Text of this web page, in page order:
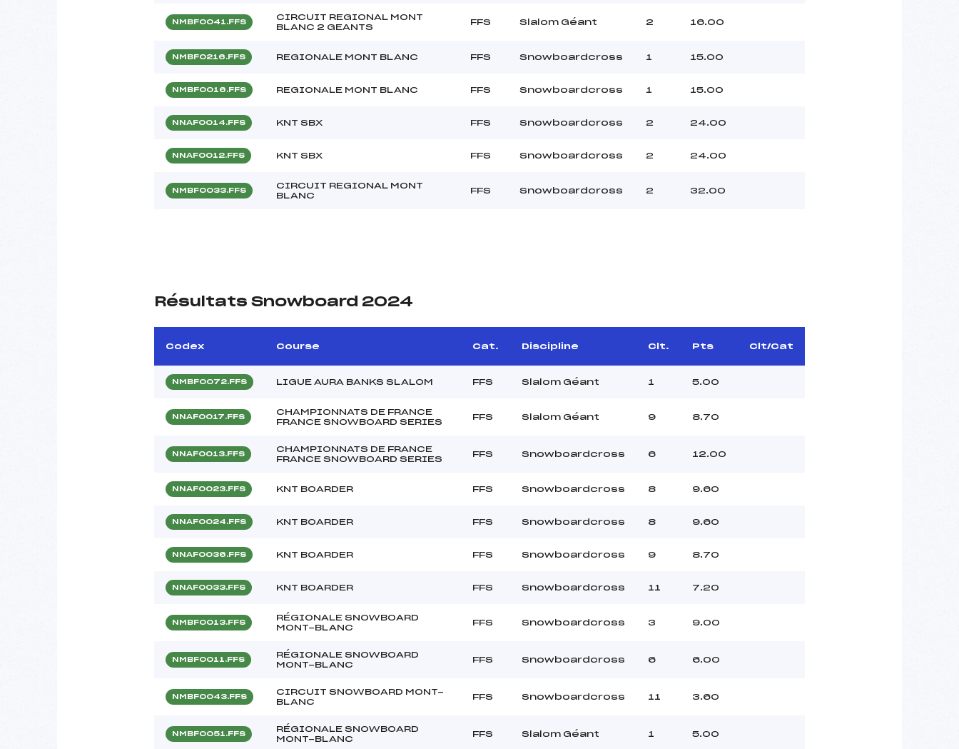
NMBF0041.FFS
CIRCUIT REGIONAL MONT
BLANC 2 GEANTS
FFS Slalom Géant 2 16.00
NMBF0216.FFS REGIONALE MONT BLANC FFS Snowboardcross 1 15.00
NMBF0016.FFS REGIONALE MONT BLANC FFS Snowboardcross 1 15.00
NNAF0014.FFS KNT SBX FFS Snowboardcross 2 24.00
NNAF0012.FFS KNT SBX FFS Snowboardcross 2 24.00
NMBF0033.FFS
CIRCUIT REGIONAL MONT
BLANC
FFS Snowboardcross 2 32.00
Résultats Snowboard 2024
Codex Course Cat. Discipline Clt. Pts Clt/Cat
NMBF0072.FFS LIGUE AURA BANKS SLALOM FFS Slalom Géant 1 5.00
NNAF0017.FFS
CHAMPIONNATS DE FRANCE
FRANCE SNOWBOARD SERIES
FFS Slalom Géant 9 8.70
NNAF0013.FFS
CHAMPIONNATS DE FRANCE
FRANCE SNOWBOARD SERIES
FFS Snowboardcross 6 12.00
NNAF0023.FFS KNT BOARDER FFS Snowboardcross 8 9.60
NNAF0024.FFS KNT BOARDER FFS Snowboardcross 8 9.60
NNAF0036.FFS KNT BOARDER FFS Snowboardcross 9 8.70
NNAF0033.FFS KNT BOARDER FFS Snowboardcross 11 7.20
NMBF0013.FFS
RÉGIONALE SNOWBOARD
MONT-BLANC
FFS Snowboardcross 3 9.00
NMBF0011.FFS
RÉGIONALE SNOWBOARD
MONT-BLANC
FFS Snowboardcross 6 6.00
NMBF0043.FFS
CIRCUIT SNOWBOARD MONT-
BLANC
FFS Snowboardcross 11 3.60
NMBF0051.FFS
RÉGIONALE SNOWBOARD
MONT-BLANC
FFS Slalom Géant 1 5.00